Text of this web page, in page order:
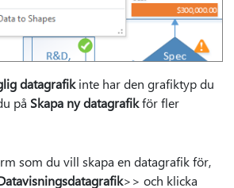
datagrafikinte har den grafiktyp du
på Skapa ny datagrafikför fler
som du vill skapa en datagrafik för,
>> och klicka